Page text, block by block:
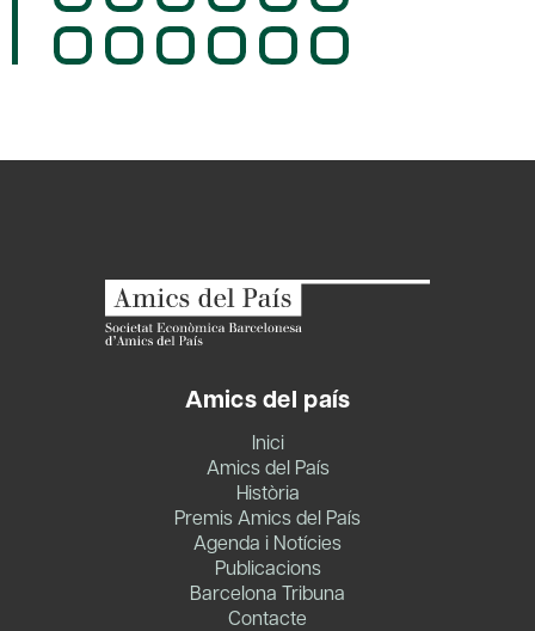
Amics del país
Inici
Amics del País
Història
Premis Amics del País
Agenda i Notícies
Publicacions
Barcelona Tribuna
Contacte